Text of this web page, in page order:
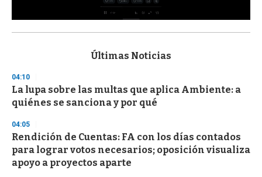
s
d
s
o
f
3
s
c
o
Últimas Noticias
04:10
La lupa sobre las multas que aplica Ambiente: a
quiénes se sanciona y por qué
04:05
Rendición de Cuentas: FA con los días contados
para lograr votos necesarios; oposición visualiza
apoyo a proyectos aparte